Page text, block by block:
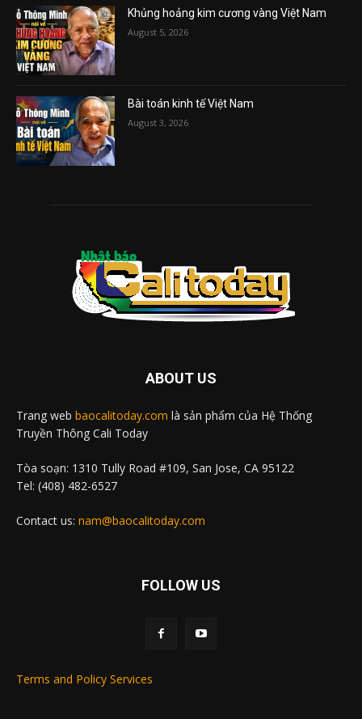
Khủng hoảng kim cương vàng Việt Nam
August 5, 2026
Bài toán kinh tế Việt Nam
August 3, 2026
ABOUT US
Trang web baocalitoday.com là sản phẩm của Hệ Thống
Truyền Thông Cali Today
Tòa soạn: 1310 Tully Road #109, San Jose, CA 95122
Tel: (408) 482-6527
Contact us: nam@baocalitoday.com
FOLLOW US
Terms and Policy Services